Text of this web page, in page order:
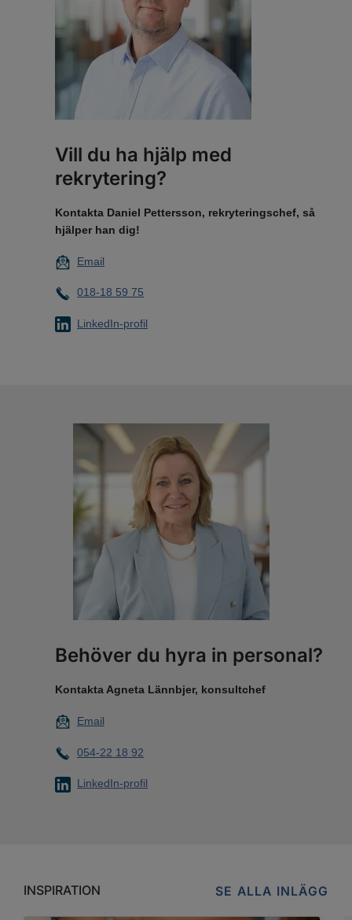
Vill du ha hjälp med
rekrytering?
Kontakta Daniel Pettersson, rekryteringschef, så
hjälper han dig!
Email
018-18 59 75
LinkedIn-profil
Behöver du hyra in personal?
Kontakta Agneta Lännbjer, konsultchef
Email
054-22 18 92
LinkedIn-profil
INSPIRATION SE ALLA INLÄGG